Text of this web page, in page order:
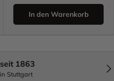
In den Warenkorb
seit 1863
in Stuttgart